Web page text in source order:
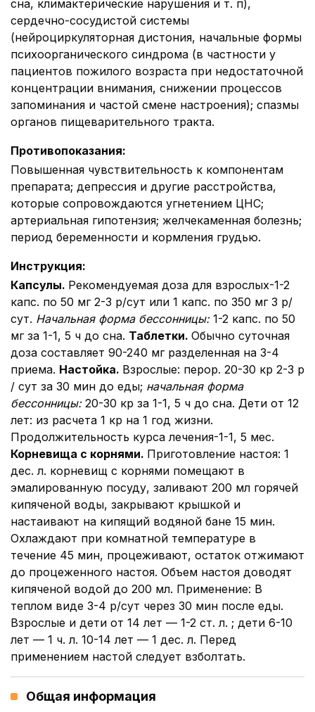
сна, климактерические нарушения и т. п),
сердечно-сосудистой системы
(нейроциркуляторная дистония, начальные формы
психоорганического синдрома (в частности у
пациентов пожилого возраста при недостаточной
концентрации внимания, снижении процессов
запоминания и частой смене настроения); спазмы
органов пищеварительного тракта.
Противопоказания:
Повышенная чувствительность к компонентам
препарата; депрессия и другие расстройства,
которые сопровождаются угнетением ЦНС;
артериальная гипотензия; желчекаменная болезнь;
период беременности и кормления грудью.
Инструкция:
Капсулы. Рекомендуемая доза для взрослых-1-2
капс. по 50 мг 2-3 р/сут или 1 капс. по 350 мг 3 р/
сут. Начальная форма бессонницы: 1-2 капс. по 50
мг за 1-1, 5 ч до сна. Таблетки. Обычно суточная
доза составляет 90-240 мг разделенная на 3-4
приема. Настойка. Взрослые: перор. 20-30 кр 2-3 р
/ сут за 30 мин до еды; начальная форма
бессонницы: 20-30 кр за 1-1, 5 ч до сна. Дети от 12
лет: из расчета 1 кр на 1 год жизни.
Продолжительность курса лечения-1-1, 5 мес.
Корневища с корнями. Приготовление настоя: 1
дес. л. корневищ с корнями помещают в
эмалированную посуду, заливают 200 мл горячей
кипяченой воды, закрывают крышкой и
настаивают на кипящий водяной бане 15 мин.
Охлаждают при комнатной температуре в
течение 45 мин, процеживают, остаток отжимают
до процеженного настоя. Объем настоя доводят
кипяченой водой до 200 мл. Применение: В
теплом виде 3-4 р/сут через 30 мин после еды.
Взрослые и дети от 14 лет — 1-2 ст. л. ; дети 6-10
лет — 1 ч. л. 10-14 лет — 1 дес. л. Перед
применением настой следует взболтать.
Общая информация